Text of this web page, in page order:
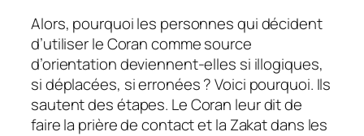
Alors, pourquoi les personnes qui décident
d’utiliser le Coran comme source
d’orientation deviennent-elles si illogiques,
si déplacées, si erronées ? Voici pourquoi. Ils
sautent des étapes. Le Coran leur dit de
faire la prière de contact et la Zakat dans les